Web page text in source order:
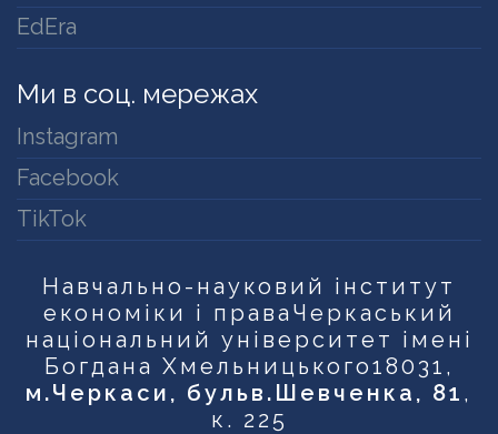
EdEra
Ми в соц. мережах
Instagram
Facebook
TikTok
Навчально-науковий інститут
економіки і права Черкаський
національний університет імені
Богдана Хмельницького18031,
м.Черкаси, бульв.Шевченка, 81 ,
к. 225